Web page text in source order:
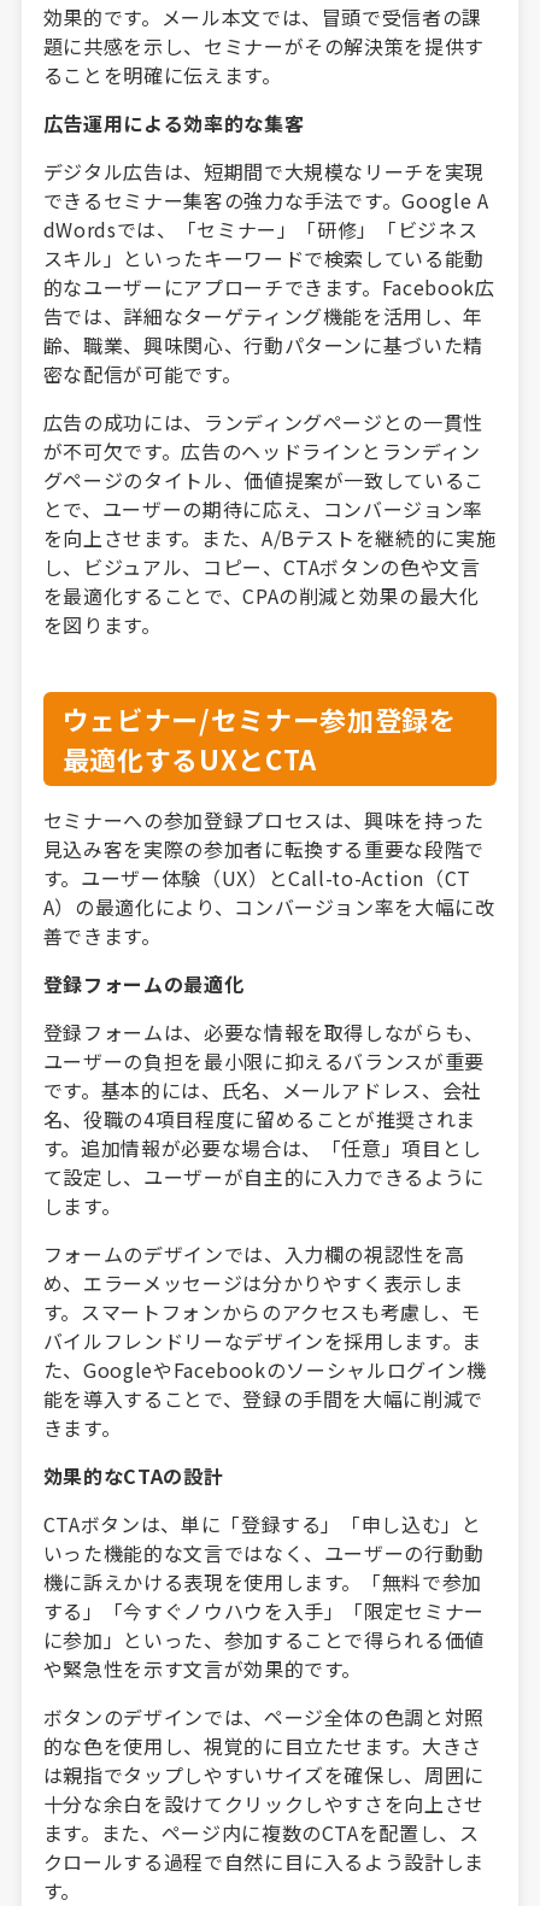
効果的です。メール本文では、冒頭で受信者の課
題に共感を示し、セミナーがその解決策を提供す
ることを明確に伝えます。
広告運用による効率的な集客
デジタル広告は、短期間で大規模なリーチを実現
できるセミナー集客の強力な手法です。Google A
dWordsでは、「セミナー」「研修」「ビジネス
スキル」といったキーワードで検索している能動
的なユーザーにアプローチできます。Facebook広
告では、詳細なターゲティング機能を活用し、年
齢、職業、興味関心、行動パターンに基づいた精
密な配信が可能です。
広告の成功には、ランディングページとの一貫性
が不可欠です。広告のヘッドラインとランディン
グページのタイトル、価値提案が一致しているこ
とで、ユーザーの期待に応え、コンバージョン率
を向上させます。また、A/Bテストを継続的に実施
し、ビジュアル、コピー、CTAボタンの色や文言
を最適化することで、CPAの削減と効果の最大化
を図ります。
ウェビナー/セミナー参加登録を
最適化するUXとCTA
セミナーへの参加登録プロセスは、興味を持った
見込み客を実際の参加者に転換する重要な段階で
す。ユーザー体験（UX）とCall-to-Action（CT
A）の最適化により、コンバージョン率を大幅に改
善できます。
登録フォームの最適化
登録フォームは、必要な情報を取得しながらも、
ユーザーの負担を最小限に抑えるバランスが重要
です。基本的には、氏名、メールアドレス、会社
名、役職の4項目程度に留めることが推奨されま
す。追加情報が必要な場合は、「任意」項目とし
て設定し、ユーザーが自主的に入力できるように
します。
フォームのデザインでは、入力欄の視認性を高
め、エラーメッセージは分かりやすく表示しま
す。スマートフォンからのアクセスも考慮し、モ
バイルフレンドリーなデザインを採用します。ま
た、GoogleやFacebookのソーシャルログイン機
能を導入することで、登録の手間を大幅に削減で
きます。
効果的なCTAの設計
CTAボタンは、単に「登録する」「申し込む」と
いった機能的な文言ではなく、ユーザーの行動動
機に訴えかける表現を使用します。「無料で参加
する」「今すぐノウハウを入手」「限定セミナー
に参加」といった、参加することで得られる価値
や緊急性を示す文言が効果的です。
ボタンのデザインでは、ページ全体の色調と対照
的な色を使用し、視覚的に目立たせます。大きさ
は親指でタップしやすいサイズを確保し、周囲に
十分な余白を設けてクリックしやすさを向上させ
ます。また、ページ内に複数のCTAを配置し、ス
クロールする過程で自然に目に入るよう設計しま
す。